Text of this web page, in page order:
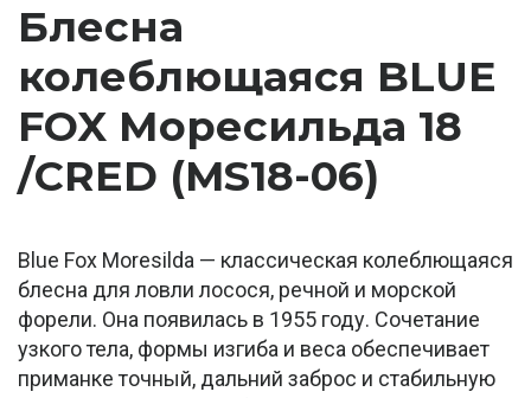
Блесна
колеблющаяся BLUE
FOX Моресильда 18
/CRED (MS18-06)
Blue Fox Moresilda — классическая колеблющаяся
блесна для ловли лосося, речной и морской
форели. Она появилась в 1955 году. Сочетание
узкого тела, формы изгиба и веса обеспечивает
приманке точный, дальний заброс и стабильную